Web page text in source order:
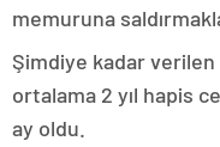
memuruna
Şimdiye kadar verilen
ortalama 2 yıl hapis
ay oldu.